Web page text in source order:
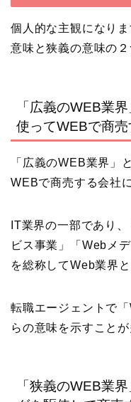
個人的な主観になり
意味と狭義の意味の
「広義のWEB業
使ってWEBで商売
「広義のWEB業界」
WEBで商売する会社
IT業界の一部であり
ビス事業」「Webメ
を総称してWeb業界
転職エージェントで
らの意味を示すことが
「狭義のWEB業